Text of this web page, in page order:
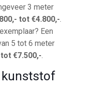
3 meter
tot €4.800,-
Een
5 tot 6 meter
€7.500,-
kunststof